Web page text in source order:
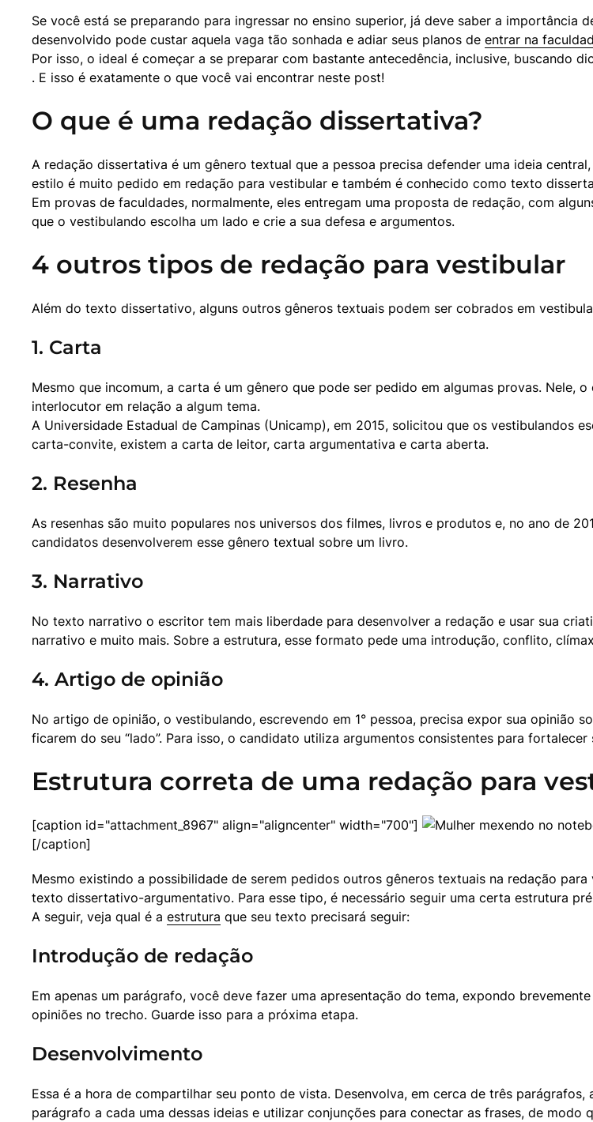
Se você está se preparando para ingressar no ensino superior, já deve saber a importância
desenvolvido pode custar aquela vaga tão sonhada e adiar seus planos de entrar na
Por isso, o ideal é começar a se preparar com bastante antecedência, inclusive, buscando
. E isso é exatamente o que você vai encontrar neste post!
O que é uma redação dissertativa?
A redação dissertativa é um gênero textual que a pessoa precisa defender uma ideia
estilo é muito pedido em redação para vestibular e também é conhecido como texto
Em provas de faculdades, normalmente, eles entregam uma proposta de redação, com
que o vestibulando escolha um lado e crie a sua defesa e argumentos.
4 outros tipos de redação para vestibular
Além do texto dissertativo, alguns outros gêneros textuais podem ser cobrados em
1. Carta
Mesmo que incomum, a carta é um gênero que pode ser pedido em algumas provas. Nele,
interlocutor em relação a algum tema.
A Universidade Estadual de Campinas (Unicamp), em 2015, solicitou que os vestibulandos
carta-convite, existem a carta de leitor, carta argumentativa e carta aberta.
2. Resenha
As resenhas são muito populares nos universos dos filmes, livros e produtos e, no ano de
candidatos desenvolverem esse gênero textual sobre um livro.
3. Narrativo
No texto narrativo o escritor tem mais liberdade para desenvolver a redação e usar sua
narrativo e muito mais. Sobre a estrutura, esse formato pede uma introdução, conflito,
4. Artigo de opinião
No artigo de opinião, o vestibulando, escrevendo em 1° pessoa, precisa expor sua opinião
ficarem do seu “lado”. Para isso, o candidato utiliza argumentos consistentes para fortalecer
Estrutura correta de uma redação para
[caption id="attachment_8967" align="aligncenter" width="700"]
[/caption]
Mesmo existindo a possibilidade de serem pedidos outros gêneros textuais na redação
texto dissertativo-argumentativo. Para esse tipo, é necessário seguir uma certa estrutura
A seguir, veja qual é a estrutura que seu texto precisará seguir:
Introdução de redação
Em apenas um parágrafo, você deve fazer uma apresentação do tema, expondo
opiniões no trecho. Guarde isso para a próxima etapa.
Desenvolvimento
Essa é a hora de compartilhar seu ponto de vista. Desenvolva, em cerca de três
parágrafo a cada uma dessas ideias e utilizar conjunções para conectar as frases, de